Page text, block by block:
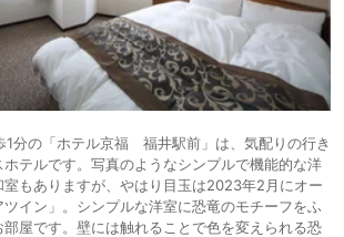
1分の「ホテル京福 福井駅前」は、気配りの行き
テルです。写真のようなシンプルで機能的な洋
もありますが、やはり目玉は2023年2月にオー
イン」。シンプルな洋室に恐竜のモチーフをふ
屋です。壁には触れることで色を変えられる恐